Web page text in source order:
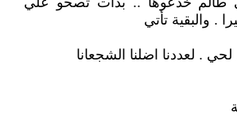
. والبقية تأتي
. لعددنا اضلنا الشجعانا